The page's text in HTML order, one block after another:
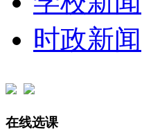
时政新闻
在线选课